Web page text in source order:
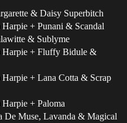
& Daisy Superbitch
+ Punani & Scandal
& Sublyme
Harpie + Fluffy Bidule &
+ Lana Cotta & Scrap
+ Paloma
De Muse, Lavanda & Magical